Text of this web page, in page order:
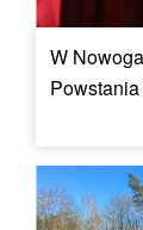
W